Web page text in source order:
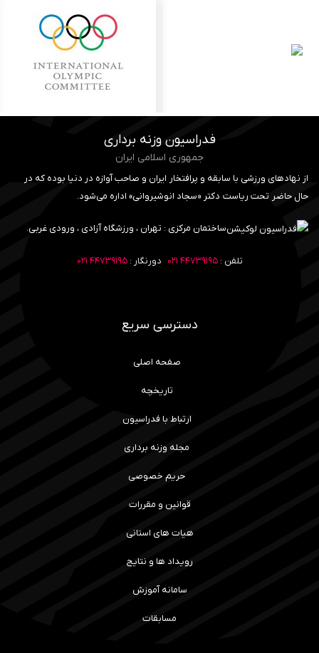
فدراسیون وزنه برداری
جمهوری اسلامی ایران
از نهادهای ورزشی با سابقه و پرافتخار ایران و صاحب آوازه در دنیا بوده که در
حال حاضر تحت ریاست دکتر «سجاد انوشیروانی» اداره می‌شود.
ساختمان مرکزی : تهران ، ورزشگاه آزادی ، ورودی غربی.
تلفن :۴۴۷۳۹۱۹۵ ۰۲۱ دورنگار :۴۴۷۳۹۱۹۵ ۰۲۱
دسترسی سریع
صفحه اصلی
تاریخچه
ارتباط با فدراسیون
مجله وزنه برداری
حریم خصوصی
قوانین و مقررات
هیات های استانی
رویداد ها و نتایج
سامانه آموزش
مسابقات